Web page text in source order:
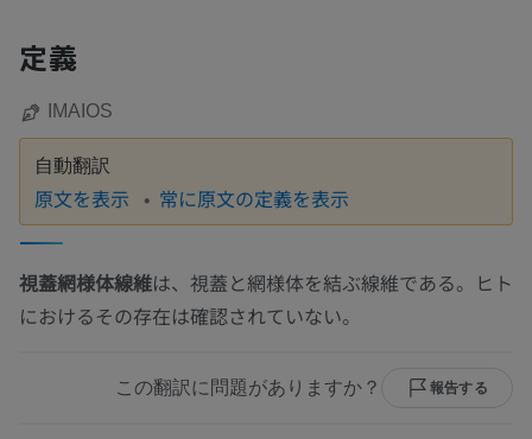
定義
IMAIOS
自動翻訳
原文を表示 常に原文の定義を表示
視蓋網様体線維は、視蓋と網様体を結ぶ線維である。ヒト
におけるその存在は確認されていない。
この翻訳に問題がありますか？ 報告する